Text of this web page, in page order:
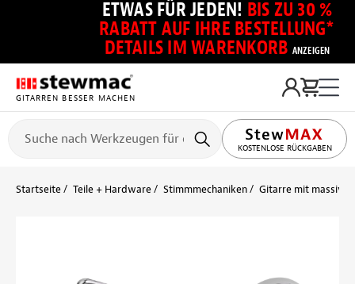
ETWAS FÜR JEDEN! BIS ZU 30 %
RABATT AUF IHRE BESTELLUNG*
DETAILS IM WARENKORB ANZEIGEN
GITARREN BESSER MACHEN
KOSTENLOSE RÜCKGABEN
Startseite Teile + Hardware Stimmmechaniken Gitarre mit